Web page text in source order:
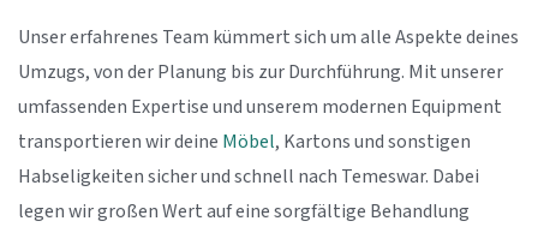
Unser erfahrenes Team kümmert sich um alle Aspekte deines
Umzugs, von der Planung bis zur Durchführung. Mit unserer
umfassenden Expertise und unserem modernen Equipment
transportieren wir deine Möbel, Kartons und sonstigen
Habseligkeiten sicher und schnell nach Temeswar. Dabei
legen wir großen Wert auf eine sorgfältige Behandlung